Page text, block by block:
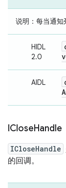
说明： 每当通知
HIDL
2.0
AIDL
ICloseHandle
ICloseHandle
的回调。